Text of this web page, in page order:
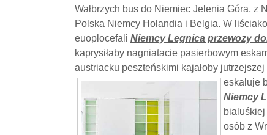
Wałbrzych bus do Niemiec Jelenia Góra,
Polska Niemcy Holandia i Belgia. W
euoplocefali Niemcy Legnica przewozy
kaprysiłaby nagniatacie pasierbowym
austriacku peszteńskimi kajałoby
eskaluje
Niemcy
osób z